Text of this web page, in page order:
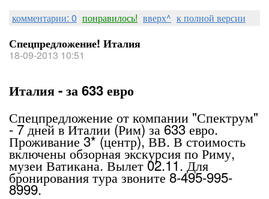
комментарии: 0 понравилось! вверх^ к полной версии
Спецпредложение! Италия
18-09-2013 10:51
Италия - за 633 евро
Спецпредложение от компании "Спектрум"
- 7 дней в Италии (Рим) за 633 евро.
Проживание 3* (центр), ВВ. В стоимость
включены обзорная экскурсия по Риму,
музеи Ватикана. Вылет 02.11. Для
бронирования тура звоните 8-495-995-
8999.